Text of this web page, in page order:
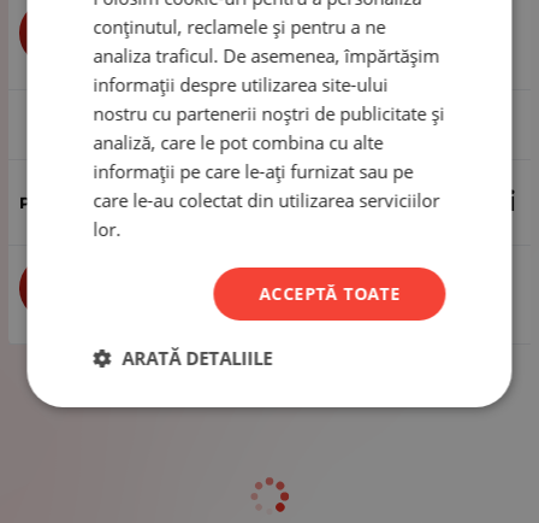
buc CUMPĂRĂ
1 pachet - 4 bucăți
4.00 Lei
CUMPĂRĂ
conținutul, reclamele și pentru a ne
analiza traficul. De asemenea, împărtășim
informații despre utilizarea site-ului
nostru cu partenerii noștri de publicitate și
analiză, care le pot combina cu alte
informații pe care le-ați furnizat sau pe
care le-au colectat din utilizarea serviciilor
lor.
ACCEPTĂ TOATE
ARATĂ DETALIILE